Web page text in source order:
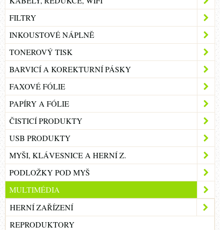
FILTRY
INKOUSTOVÉ NÁPLNĚ
TONEROVÝ TISK
BARVICÍ A KOREKTURNÍ PÁSKY
FAXOVÉ FÓLIE
PAPÍRY A FÓLIE
ČISTICÍ PRODUKTY
USB PRODUKTY
MYŠI, KLÁVESNICE A HERNÍ Z.
PODLOŽKY POD MYŠ
MULTIMÉDIA
HERNÍ ZAŘÍZENÍ
REPRODUKTORY